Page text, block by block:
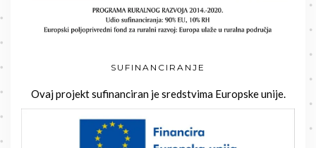
SUFINANCIRANJE
Ovaj projekt sufinanciran je sredstvima Europske unije.